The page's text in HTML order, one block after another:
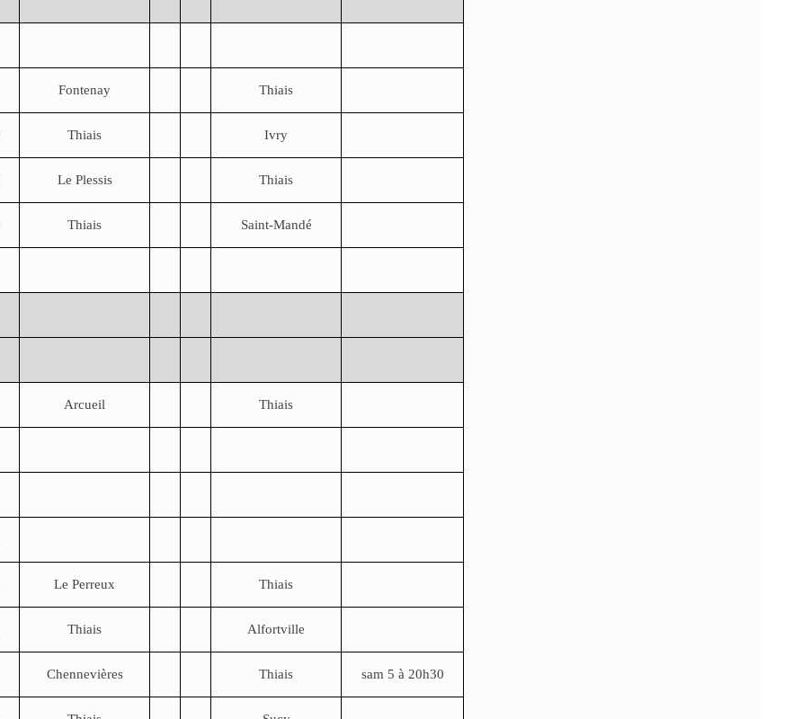
Fontenay Thiais
Thiais Ivry
Le Plessis Thiais
Thiais Saint-Mandé
Arcueil Thiais
Le Perreux Thiais
Thiais Alfortville
Chennevières Thiais sam 5 à 20h30